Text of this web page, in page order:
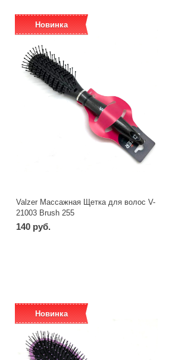
Новинка
Valzer Массажная Щетка для волос V-
21003 Brush 255
140 руб.
Новинка